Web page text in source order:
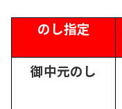
のし指定
御中元のし